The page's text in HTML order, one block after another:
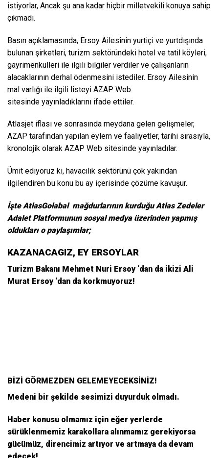
istiyorlar, Ancak şu ana kadar hiçbir milletvekili konuya sahip
çıkmadı.
Basın açıklamasında, Ersoy Ailesinin yurtiçi ve yurtdışında
bulunan şirketleri, turizm sektöründeki hotel ve tatil köyleri,
gayrimenkulleri ile ilgili bilgiler verdiler ve çalışanların
alacaklarının derhal ödenmesini istediler. Ersoy Ailesinin
mal varlığı ile ilgili listeyi AZAP Web
sitesinde yayınladıklarını ifade ettiler.
Atlasjet iflası ve sonrasında meydana gelen gelişmeler,
AZAP tarafından yapılan eylem ve faaliyetler, tarihi sırasıyla,
kronolojik olarak AZAP Web sitesinde yayınladılar.
Ümit ediyoruz ki, havacılık sektörünü çok yakından
ilgilendiren bu konu bu ay içerisinde çözüme kavuşur.
İşte AtlasGolabal mağdurlarının kurduğu Atlas Zedeler
Adalet Platformunun sosyal medya üzerinden yapmış
oldukları o paylaşımlar;
KAZANACAGIZ, EY ERSOYLAR
Turizm Bakanı Mehmet Nuri Ersoy ‘dan da ikizi Ali
Murat Ersoy ‘dan da korkmuyoruz!
BİZİ GÖRMEZDEN GELEMEYECEKSİNİZ!
Medeni bir şekilde sesimizi duyurduk olmadı.
Haber konusu olmamız için eğer yerlerde
sürüklenmemiz karakollara alınmamız gerekiyorsa
gücümüz, direncimiz artıyor ve artmaya da devam